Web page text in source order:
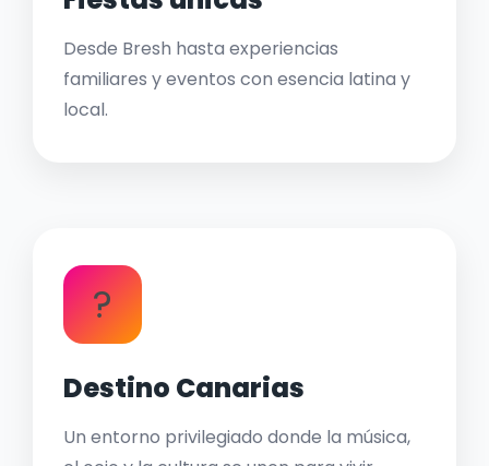
Desde Bresh hasta experiencias
familiares y eventos con esencia latina y
local.
?
Destino Canarias
Un entorno privilegiado donde la música,